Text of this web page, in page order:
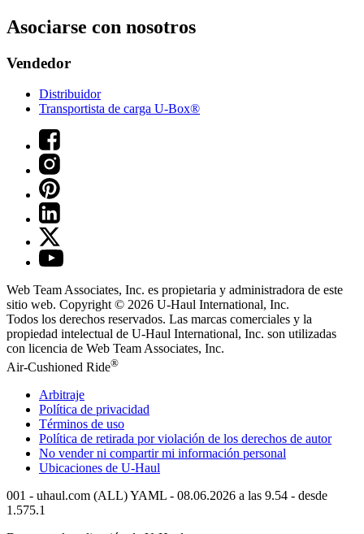
Asociarse con nosotros
Vendedor
Distribuidor
Transportista de carga U-Box®
Web Team Associates, Inc. es propietaria y administradora de este
sitio web. Copyright © 2026 U-Haul International, Inc.
Todos los derechos reservados. Las marcas comerciales y la
propiedad intelectual de U-Haul International, Inc. son utilizadas
con licencia de Web Team Associates, Inc.
Air-Cushioned Ride®
Arbitraje
Política de privacidad
Términos de uso
Política de retirada por violación de los derechos de autor
No vender ni compartir mi información personal
Ubicaciones de U-Haul
001 - uhaul.com (ALL) YAML - 08.06.2026 a las 9.54 - desde
1.575.1